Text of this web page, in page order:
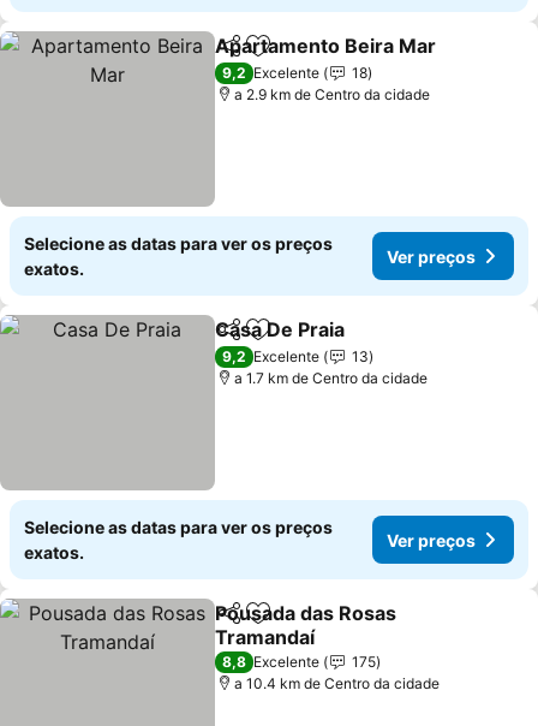
PartilharAdicionar aos favoritos
Apartamento Beira Mar
9,2 Excelente
18
a 2.9 km de Centro da cidade
Selecione as datas para ver os preços
exatos.
Ver preços
PartilharAdicionar aos favoritos
Casa De Praia
9,2 Excelente
13
a 1.7 km de Centro da cidade
Selecione as datas para ver os preços
exatos.
Ver preços
PartilharAdicionar aos favoritos
Pousada das Rosas
Tramandaí
8,8 Excelente
175
a 10.4 km de Centro da cidade